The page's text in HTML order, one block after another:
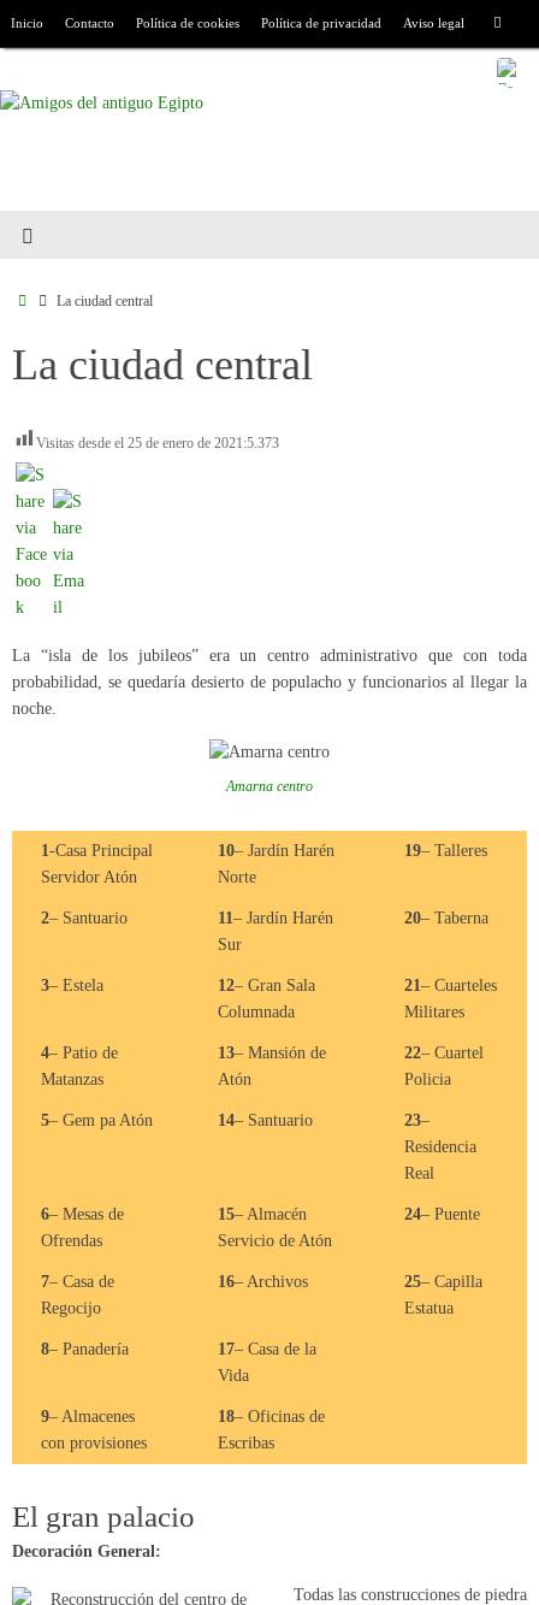
Inicio Contacto Política de cookies Política de privacidad Aviso legal
La ciudad central
La ciudad central
Visitas desde el 25 de enero de 2021:5.373
La “isla de los jubileos” era un centro administrativo que con toda
probabilidad, se quedaría desierto de populacho y funcionarios al llegar la
noche.
Amarna centro
1-Casa Principal
Servidor Atón
10– Jardín Harén
Norte
19– Talleres
2– Santuario 11– Jardín Harén
Sur
20– Taberna
3– Estela 12– Gran Sala
Columnada
21– Cuarteles
Militares
4– Patio de
Matanzas
13– Mansión de
Atón
22– Cuartel
Policia
5– Gem pa Atón 14– Santuario 23–
Residencia
Real
6– Mesas de
Ofrendas
15– Almacén
Servicio de Atón
24– Puente
7– Casa de
Regocijo
16– Archivos 25– Capilla
Estatua
8– Panadería 17– Casa de la
Vida
9– Almacenes
con provisiones
18– Oficinas de
Escribas
El gran palacio
Decoración General:
Todas las construcciones de piedra